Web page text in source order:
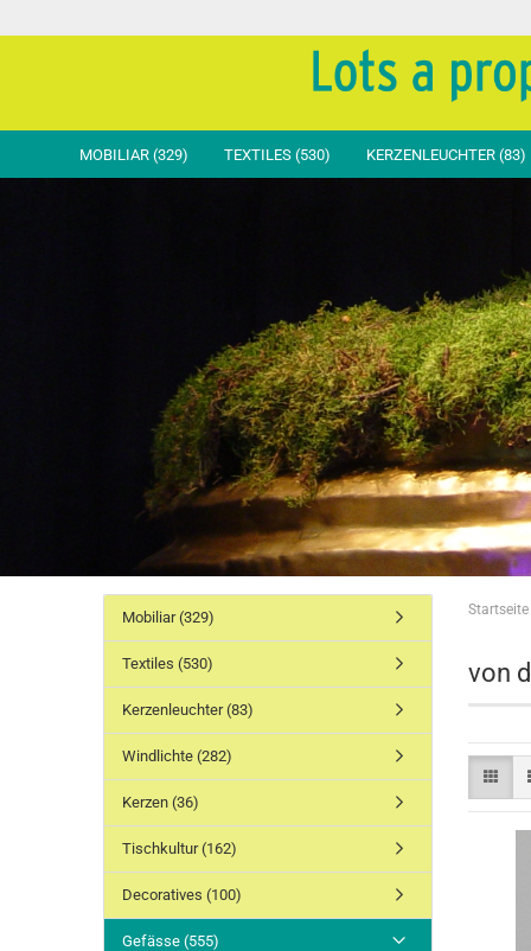
MOBILIAR (329)
Hocker & Bänke
Lümmeln & Liegen
TEXTILES (530)
Tische Exclusiv
Stehtische Basic
Stehtische Standard
Stehtische Exclusiv
Beistelltische
Tischvlies Einweg
Moltons & Zubehör
Drapierungen sortiert
Läufer Vlies Einweg
Ringe
Polsterauflagen
Decken
KERZENLEUCHTER (83)
Startseite
von
Mobiliar (329)
Textiles (530)
Kerzenleuchter (83)
Windlichte (282)
Kerzen (36)
Tischkultur (162)
Decoratives (100)
Gefässe (555)